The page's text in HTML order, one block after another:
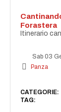
Forastera
Itinerario
Sab 03
Panza
CATEGORIE:
TAG: